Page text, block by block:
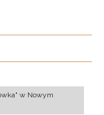
w Nowym